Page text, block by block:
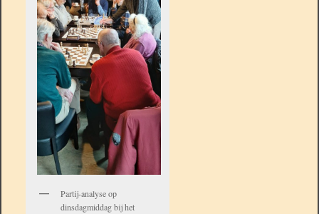
Partij-analyse op
dinsdagmiddag bij het